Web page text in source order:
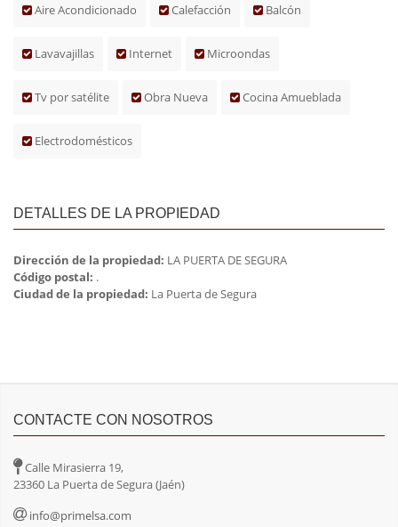
Aire Acondicionado Calefacción Balcón
Lavavajillas Internet Microondas
Tv por satélite Obra Nueva Cocina Amueblada
Electrodomésticos
DETALLES DE LA PROPIEDAD
Dirección de la propiedad: LA PUERTA DE SEGURA
Código postal: .
Ciudad de la propiedad: La Puerta de Segura
CONTACTE CON NOSOTROS
Calle Mirasierra 19,
23360 La Puerta de Segura (Jaén)
info@primelsa.com